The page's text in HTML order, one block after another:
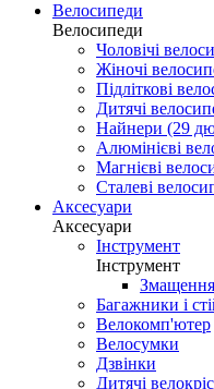
Велосипеди
Велосипеди
Чоловічі
Жіночі
Підліткові
Дитячі
Найнери (29
Алюмінієві
Магнієві
Сталеві
Аксесуари
Аксесуари
Інструмент
Інструмент
Змащення
Багажники і
Велокомп'ютер
Велосумки
Дзвінки
Дитячі